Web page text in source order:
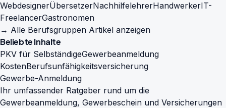
WebdesignerÜbersetzerNachhilfelehrerHandwerkerIT-
FreelancerGastronomen
→ Alle Berufsgruppen Artikel anzeigen
Beliebte Inhalte
PKV für SelbständigeGewerbeanmeldung
KostenBerufsunfähigkeitsversicherung
Gewerbe-Anmeldung
Ihr umfassender Ratgeber rund um die
Gewerbeanmeldung, Gewerbeschein und Versicherungen